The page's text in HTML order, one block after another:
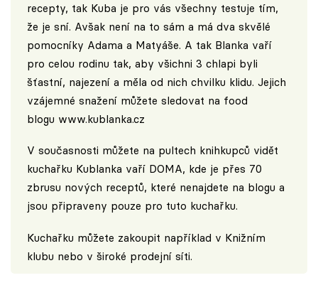
recepty, tak Kuba je pro vás všechny testuje tím,
že je sní. Avšak není na to sám a má dva skvělé
pomocníky Adama a Matyáše. A tak Blanka vaří
pro celou rodinu tak, aby všichni 3 chlapi byli
šťastní, najezení a měla od nich chvilku klidu. Jejich
vzájemné snažení můžete sledovat na food
blogu www.kublanka.cz
V současnosti můžete na pultech knihkupců vidět
kuchařku Kublanka vaří DOMA, kde je přes 70
zbrusu nových receptů, které nenajdete na blogu a
jsou připraveny pouze pro tuto kuchařku.
Kuchařku můžete zakoupit například v Knižním
klubu nebo v široké prodejní síti.